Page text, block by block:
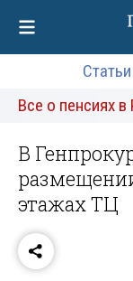
Статьи
Все о пенсиях в
В
этажах ТЦ